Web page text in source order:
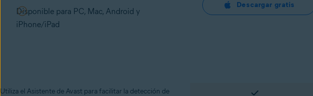
Disponible para PC, Mac, Android y
iPhone/iPad
Descargar gratis
Utiliza el Asistente de Avast para facilitar la detección de